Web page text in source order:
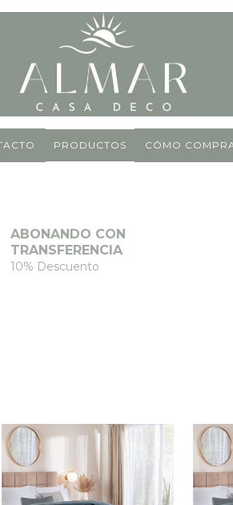
PRODUCTOS CÓMO
ABONANDO CON
TRANSFERENCIA
10% Descuento